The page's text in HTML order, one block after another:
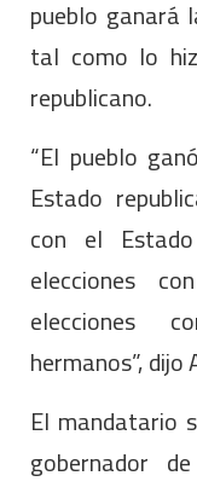
pueblo ganará
tal como lo
republicano.
“El pueblo
Estado
con el
elecciones
elecciones
hermanos”, dijo
El mandatario
gobernador